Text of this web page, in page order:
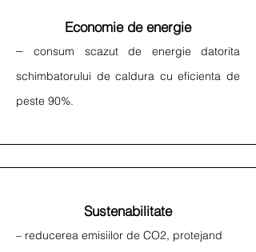
Economie de energie
–consum scazut de energie datorita
schimbatorului de caldura cu eficienta de
peste 90%.
Sustenabilitate
– reducerea emisiilor de CO2, protejand